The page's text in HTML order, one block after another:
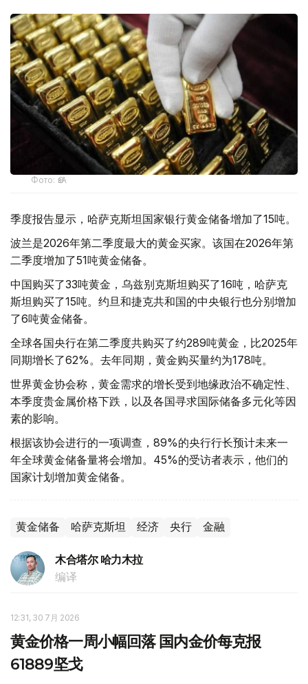
Фото: ӨзА
季度报告显示，哈萨克斯坦国家银行黄金储备增加了15吨。
波兰是2026年第二季度最大的黄金买家。该国在2026年第
二季度增加了51吨黄金储备。
中国购买了33吨黄金，乌兹别克斯坦购买了16吨，哈萨克
斯坦购买了15吨。约旦和捷克共和国的中央银行也分别增加
了6吨黄金储备。
全球各国央行在第二季度共购买了约289吨黄金，比2025年
同期增长了62%。去年同期，黄金购买量约为178吨。
世界黄金协会称，黄金需求的增长受到地缘政治不确定性、
本季度贵金属价格下跌，以及各国寻求国际储备多元化等因
素的影响。
根据该协会进行的一项调查，89%的央行行长预计未来一
年全球黄金储备量将会增加。45%的受访者表示，他们的
国家计划增加黄金储备。
黄金储备 哈萨克斯坦 经济 央行 金融
木合塔尔 哈力木拉
编译
12:31, 30 7月 2026
黄金价格一周小幅回落 国内金价每克报
61889坚戈